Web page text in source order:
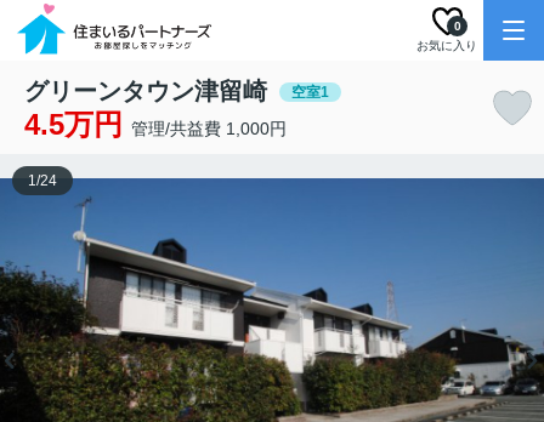
お気に入り
0
グリーンタウン津留崎 空室1
4.5万円 管理/共益費 1,000円
1/24